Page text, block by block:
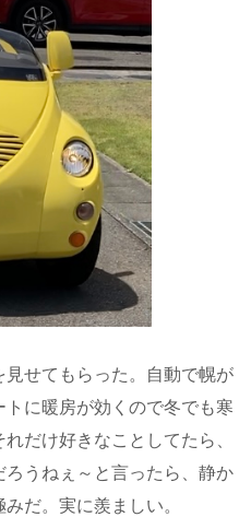
せてもらった。自動で幌が
に暖房が効くので冬でも寒
だけ好きなことしてたら、
うねぇ～と言ったら、静か
だ。実に羨ましい。